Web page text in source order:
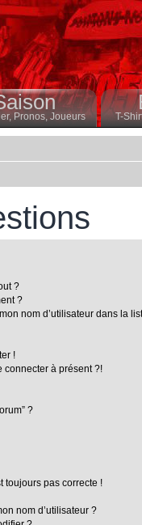
Pronos, Joueurs T-
?
?
nom d’utilisateur dans la
!
connecter à présent ?!
?
toujours pas correcte !
nom d’utilisateur ?